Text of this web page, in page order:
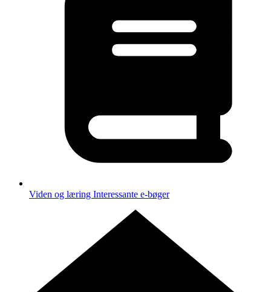
Viden og læring Interessante e-bøger